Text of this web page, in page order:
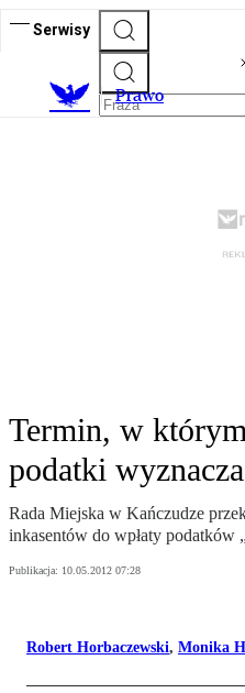
Serwisy
Prawo
Termin, w
podatki
Rada Miejska w Kańczudze
inkasentów do wpłaty podatków
Publikacja: 10.05.2012 07:28
Robert Horbaczewski, Monika